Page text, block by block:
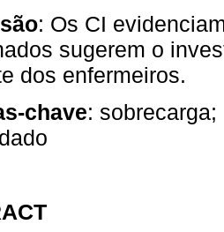
: Os CI
sugerem o
dos enfermeiros.
chave: